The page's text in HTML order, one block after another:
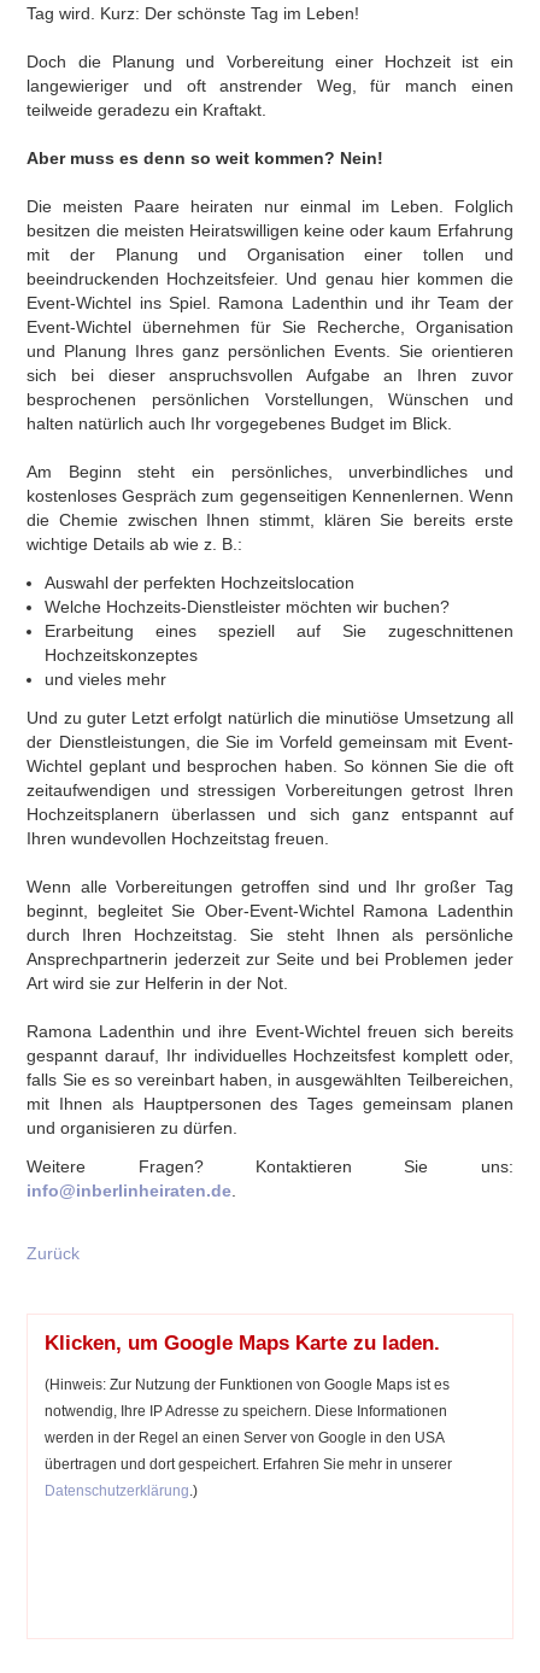
Tag wird. Kurz: Der schönste Tag im Leben!
Doch die Planung und Vorbereitung einer Hochzeit ist ein
langewieriger und oft anstrender Weg, für manch einen
teilweide geradezu ein Kraftakt.
Aber muss es denn so weit kommen? Nein!
Die meisten Paare heiraten nur einmal im Leben. Folglich
besitzen die meisten Heiratswilligen keine oder kaum Erfahrung
mit der Planung und Organisation einer tollen und
beeindruckenden Hochzeitsfeier. Und genau hier kommen die
Event-Wichtel ins Spiel. Ramona Ladenthin und ihr Team der
Event-Wichtel übernehmen für Sie Recherche, Organisation
und Planung Ihres ganz persönlichen Events. Sie orientieren
sich bei dieser anspruchsvollen Aufgabe an Ihren zuvor
besprochenen persönlichen Vorstellungen, Wünschen und
halten natürlich auch Ihr vorgegebenes Budget im Blick.
Am Beginn steht ein persönliches, unverbindliches und
kostenloses Gespräch zum gegenseitigen Kennenlernen. Wenn
die Chemie zwischen Ihnen stimmt, klären Sie bereits erste
wichtige Details ab wie z. B.:
Auswahl der perfekten Hochzeitslocation
Welche Hochzeits-Dienstleister möchten wir buchen?
Erarbeitung eines speziell auf Sie zugeschnittenen
Hochzeitskonzeptes
und vieles mehr
Und zu guter Letzt erfolgt natürlich die minutiöse Umsetzung all
der Dienstleistungen, die Sie im Vorfeld gemeinsam mit Event-
Wichtel geplant und besprochen haben. So können Sie die oft
zeitaufwendigen und stressigen Vorbereitungen getrost Ihren
Hochzeitsplanern überlassen und sich ganz entspannt auf
Ihren wundevollen Hochzeitstag freuen.
Wenn alle Vorbereitungen getroffen sind und Ihr großer Tag
beginnt, begleitet Sie Ober-Event-Wichtel Ramona Ladenthin
durch Ihren Hochzeitstag. Sie steht Ihnen als persönliche
Ansprechpartnerin jederzeit zur Seite und bei Problemen jeder
Art wird sie zur Helferin in der Not.
Ramona Ladenthin und ihre Event-Wichtel freuen sich bereits
gespannt darauf, Ihr individuelles Hochzeitsfest komplett oder,
falls Sie es so vereinbart haben, in ausgewählten Teilbereichen,
mit Ihnen als Hauptpersonen des Tages gemeinsam planen
und organisieren zu dürfen.
Weitere Fragen? Kontaktieren Sie uns:
info@inberlinheiraten.de
Zurück
Klicken, um Google Maps Karte zu laden.
(Hinweis: Zur Nutzung der Funktionen von Google Maps ist es
notwendig, Ihre IP Adresse zu speichern. Diese Informationen
werden in der Regel an einen Server von Google in den USA
übertragen und dort gespeichert. Erfahren Sie mehr in unserer
Datenschutzerklärung .)